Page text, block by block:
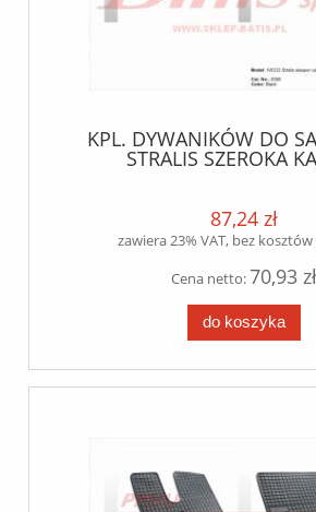
KPL. DYWANIKÓW DO
STRALIS SZEROKA
87,24 zł
zawiera 23% VAT, bez
Cena netto:70,93 zł
do koszyka